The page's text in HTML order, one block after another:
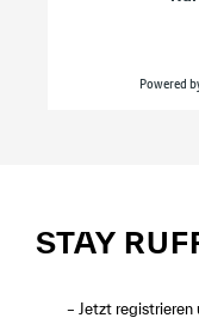
STAY
– Jetzt registrieren